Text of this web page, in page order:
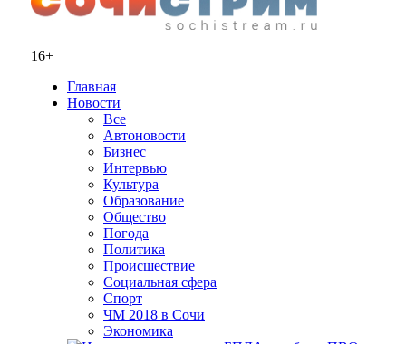
16+
Главная
Новости
Все
Автоновости
Бизнес
Интервью
Культура
Образование
Общество
Погода
Политика
Происшествие
Социальная сфера
Спорт
ЧМ 2018 в Сочи
Экономика